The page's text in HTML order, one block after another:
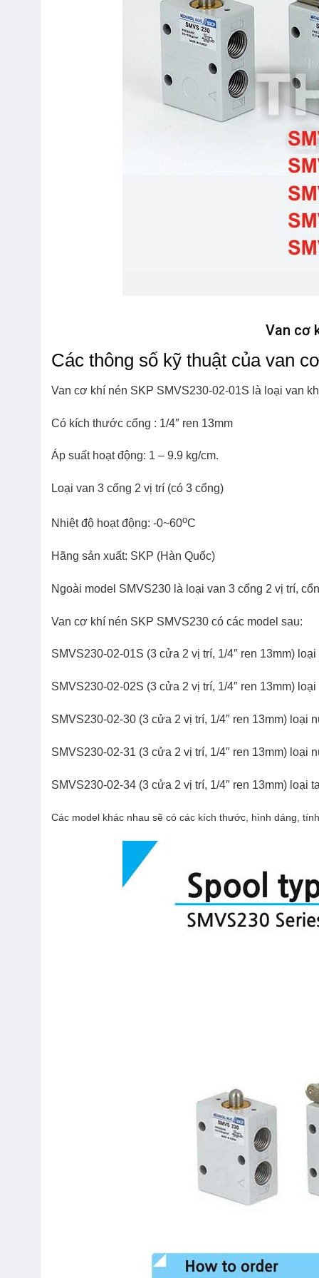
Van cơ
Các thông số kỹ thuật của van
Van cơ khí nén SKP SMVS230-02-01S là loại van
Có kích thước cổng : 1/4″ ren 13mm
Áp suất hoạt động: 1 – 9.9 kg/cm.
Loại van 3 cổng 2 vị trí (có 3 cổng)
Nhiệt độ hoạt động: -0~60oC
Hãng sản xuất: SKP (Hàn Quốc)
Ngoài model SMVS230 là loại van 3 cổng 2 vị trí,
Van cơ khí nén SKP SMVS230 có các model sau:
SMVS230-02-01S (3 cửa 2 vị trí, 1/4″ ren 13mm)
SMVS230-02-02S (3 cửa 2 vị trí, 1/4″ ren 13mm)
SMVS230-02-30 (3 cửa 2 vị trí, 1/4″ ren 13mm) loại
SMVS230-02-31 (3 cửa 2 vị trí, 1/4″ ren 13mm) loại
SMVS230-02-34 (3 cửa 2 vị trí, 1/4″ ren 13mm) loại
Các model khác nhau sẽ có các kích thước, hình dáng,